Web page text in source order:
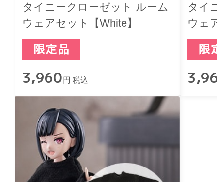
タイニークローゼット ルーム
ウェアセット【White】
3,960 円 税込
タイ
ウェ